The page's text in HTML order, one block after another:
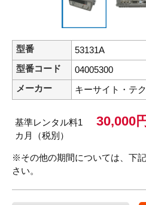
型番
53131A
型番コード
04005300
メーカー
キーサイト・テ
基準レンタル料1
カ月（税別）
30,000円
※その他の期間については、下
さい。